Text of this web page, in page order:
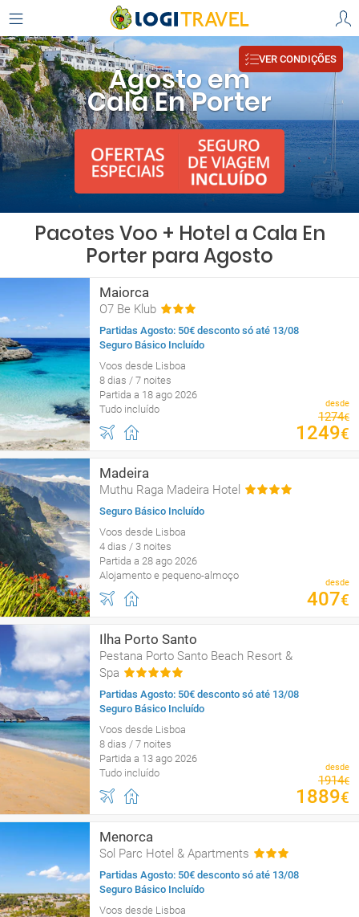
Agosto em
Cala En Porter
VER CONDIÇÕES
Pacotes Voo + Hotel a Cala En
Porter para Agosto
Maiorca
O7 Be Klub
Partidas Agosto: 50€ desconto só até 13/08
Seguro Básico Incluído
Voos desde Lisboa
8 dias / 7 noites
Partida a 18 ago 2026
Tudo incluído
desde
1274€
1249€
Madeira
Muthu Raga Madeira Hotel
Seguro Básico Incluído
Voos desde Lisboa
4 dias / 3 noites
Partida a 28 ago 2026
Alojamento e pequeno-almoço
desde
407€
Ilha Porto Santo
Pestana Porto Santo Beach Resort &
Spa
Partidas Agosto: 50€ desconto só até 13/08
Seguro Básico Incluído
Voos desde Lisboa
8 dias / 7 noites
Partida a 13 ago 2026
Tudo incluído
desde
1914€
1889€
Menorca
Sol Parc Hotel & Apartments
Partidas Agosto: 50€ desconto só até 13/08
Seguro Básico Incluído
Voos desde Lisboa